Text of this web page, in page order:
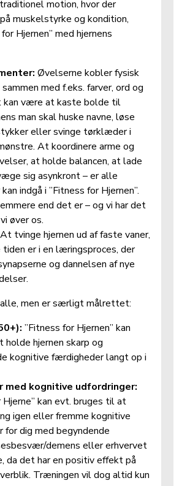
motion, hvor der
muskelstyrke og kondition,
Hjernen” med hjernens
Øvelserne kobler fysisk
med f.eks. farver, ord og
kan være at kaste bolde til
man skal huske navne, løse
eller svinge tørklæder i
At koordinere arme og
at holde balancen, at lade
sig asynkront – er alle
indgå i ”Fitness for Hjernen”.
end det er – og vi har det
øver os.
At tvinge hjernen ud af faste vaner,
tiden er i en læringsproces, der
og dannelsen af nye
men er særligt målrettet:
”Fitness for Hjernen” kan
holde hjernen skarp og
kognitive færdigheder langt op i
med kognitive udfordringer:
Hjerne” kan evt. bruges til at
igen eller fremme kognitive
dig med begyndende
demens eller erhvervet
da det har en positiv effekt på
Træningen vil dog altid kun